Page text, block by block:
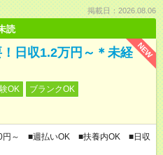
掲載日：2026.08.06
読
NEW
日収1.2万円～＊未経
OK
ブランクOK
円～ ■週払いOK ■扶養内OK ■日収